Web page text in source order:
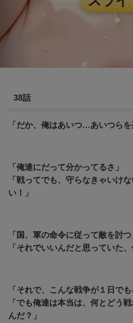
38話
「だか、俺はあいつ…あいつらを
「俺達にだって分かってるさ」
「戦ってでも、守らなきゃいけ
い！」
「国、軍の命令に従って敵を討つ
「それでいいんだと思っていた、
「それで、こんな戦争が１日でも
「でも俺達は本当は、何とどう
んだ？」